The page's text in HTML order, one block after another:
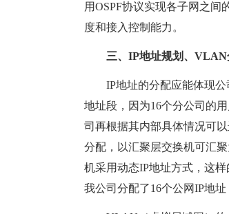
用OSPF协议实现各子网之间
度和接入控制能力。
三、IP地址规划、VLAN
IP地址的分配应能体现公
地址段，因为16个分公司的
司再根据其内部具体情况可
分配，以汇聚层交换机可汇
机采用动态IP地址方式，这
我公司分配了16个公网IP地